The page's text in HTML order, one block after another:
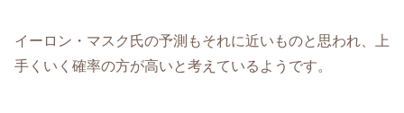
イーロン・マスク氏の予測もそれに近いものと思われ、上
手くいく確率の方が高いと考えているようです。